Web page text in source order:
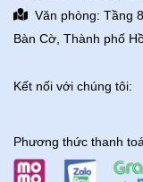
Văn phòng: Tầng
Bàn Cờ, Thành phố
Kết nối với chúng tôi:
Phương thức thanh